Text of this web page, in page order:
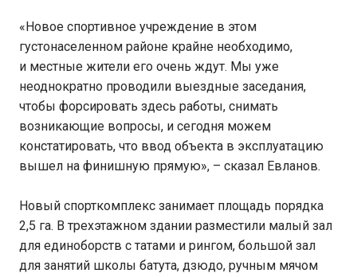
«Новое спортивное учреждение в этом
густонаселенном районе крайне необходимо,
и местные жители его очень ждут. Мы уже
неоднократно проводили выездные заседания,
чтобы форсировать здесь работы, снимать
возникающие вопросы, и сегодня можем
констатировать, что ввод объекта в эксплуатацию
вышел на финишную прямую», – сказал Евланов.
Новый спорткомплекс занимает площадь порядка
2,5 га. В трехэтажном здании разместили малый зал
для единоборств с татами и рингом, большой зал
для занятий школы батута, дзюдо, ручным мячом